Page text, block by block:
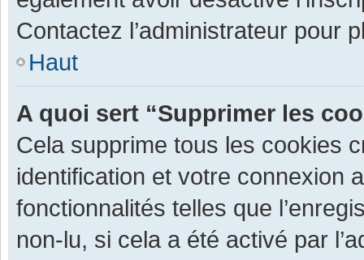
Contactez l’administrateur pour
Haut
A quoi sert “Supprimer les
Cela supprime tous les cookies
identification et votre connexion
fonctionnalités telles que
non-lu, si cela a été activé par